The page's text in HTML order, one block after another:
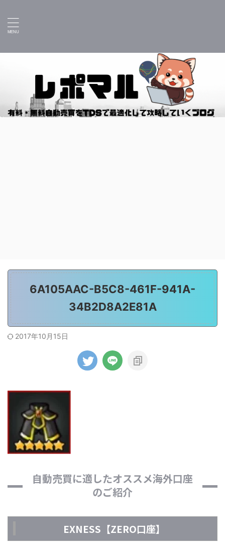
6A105AAC-B5C8-461F-941A-
34B2D8A2E81A
2017年10月15日
自動売買に適したオススメ海外口座
のご紹介
EXNESS【ZERO口座】